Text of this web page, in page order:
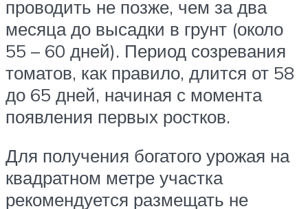
проводить не позже, чем за два
месяца до высадки в грунт (около
55 – 60 дней). Период созревания
томатов, как правило, длится от 58
до 65 дней, начиная с момента
появления первых ростков.
Для получения богатого урожая на
квадратном метре участка
рекомендуется размещать не